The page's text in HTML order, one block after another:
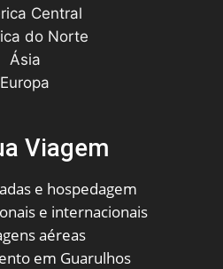
Central
do Norte
Ásia
Europa
Viagem
e hospedagem
e internacionais
aéreas
em Guarulhos